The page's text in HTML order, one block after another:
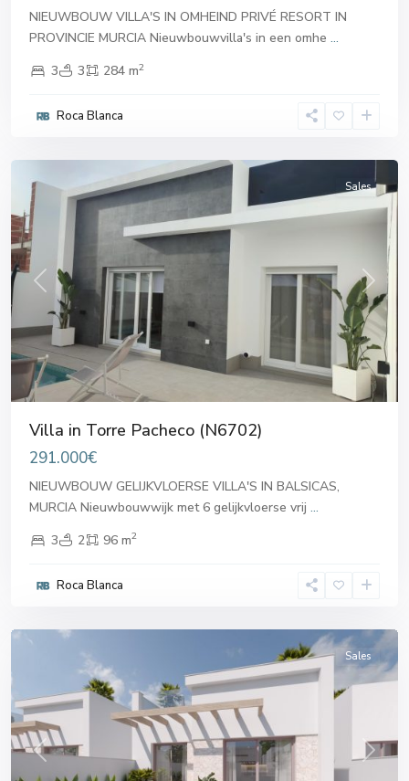
NIEUWBOUW VILLA'S IN OMHEIND PRIVÉ RESORT IN
PROVINCIE MURCIA Nieuwbouwvilla's in een omhe ...
3
3 284 m2
Roca Blanca
Torre
Previous Next
Sales
Villa in Torre Pacheco (N6702)
291.000€
NIEUWBOUW GELIJKVLOERSE VILLA'S IN BALSICAS,
MURCIA Nieuwbouwwijk met 6 gelijkvloerse vrij ...
3
2 96 m2
Roca Blanca
Torre
Previous Next
Sales